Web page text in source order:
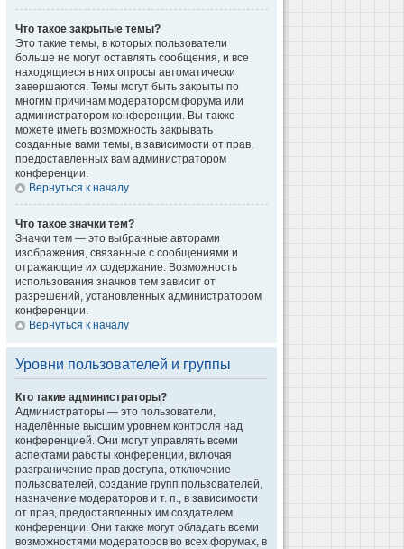
Что такое закрытые темы?
Это такие темы, в которых пользователи
больше не могут оставлять сообщения, и все
находящиеся в них опросы автоматически
завершаются. Темы могут быть закрыты по
многим причинам модератором форума или
администратором конференции. Вы также
можете иметь возможность закрывать
созданные вами темы, в зависимости от прав,
предоставленных вам администратором
конференции.
Вернуться к началу
Что такое значки тем?
Значки тем — это выбранные авторами
изображения, связанные с сообщениями и
отражающие их содержание. Возможность
использования значков тем зависит от
разрешений, установленных администратором
конференции.
Вернуться к началу
Уровни пользователей и группы
Кто такие администраторы?
Администраторы — это пользователи,
наделённые высшим уровнем контроля над
конференцией. Они могут управлять всеми
аспектами работы конференции, включая
разграничение прав доступа, отключение
пользователей, создание групп пользователей,
назначение модераторов и т. п., в зависимости
от прав, предоставленных им создателем
конференции. Они также могут обладать всеми
возможностями модераторов во всех форумах, в